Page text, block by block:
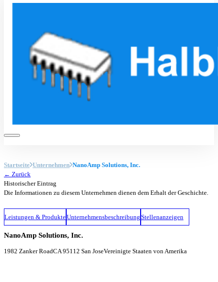
Startseite Unternehmen NanoAmp Solutions, Inc.
← Zurück
Historischer Eintrag
Die Informationen zu diesem Unternehmen dienen dem Erhalt der Geschichte.
Leistungen & ProdukteUnternehmensbeschreibung Stellenanzeigen
NanoAmp Solutions, Inc.
1982 Zanker RoadCA 95112 San JoseVereinigte Staaten von Amerika